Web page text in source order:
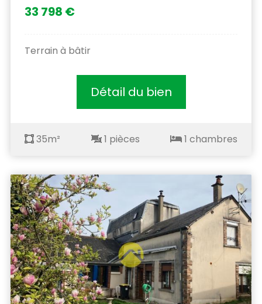
33 798 €
Terrain à bâtir
Détail du bien
35m² 1 pièces 1 chambres